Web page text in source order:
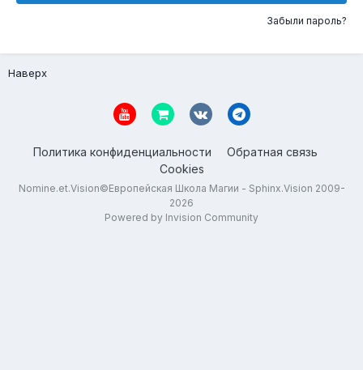
Забыли пароль?
Наверх
Политика конфиденциальности
Обратная связь
Cookies
Nomine.et.Vision©Европейская Школа Магии - Sphinx.Vision 2009-
2026
Powered by Invision Community